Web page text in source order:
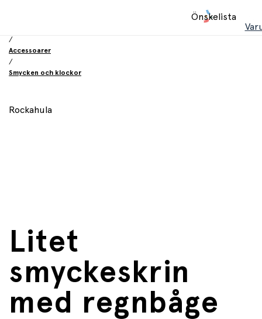
Önskelista
/
Accessoarer
/
Smycken och klockor
Rockahula
Litet
smyckeskrin
med regnbåge